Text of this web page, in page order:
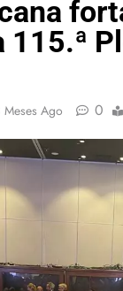
Meses Ago 0